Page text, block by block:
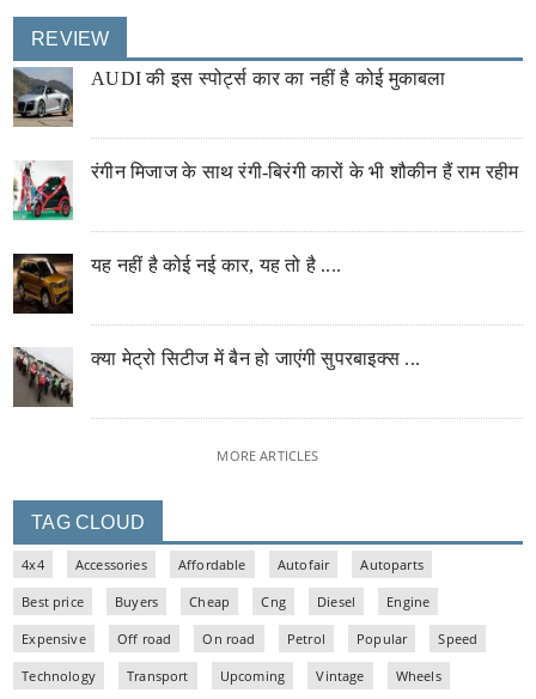
REVIEW
AUDI की इस स्पोर्ट्स कार का नहीं है कोई मुकाबला
रंगीन मिजाज के साथ रंगी-बिरंगी कारों के भी शौकीन हैं राम रहीम
यह नहीं है कोई नई कार, यह तो है ....
क्या मेट्रो सिटीज में बैन हो जाएंगी सुपरबाइक्स ...
MORE ARTICLES
TAG CLOUD
4x4 Accessories Affordable Autofair Autoparts
Best price Buyers Cheap Cng Diesel Engine
Expensive Off road On road Petrol Popular Speed
Technology Transport Upcoming Vintage Wheels